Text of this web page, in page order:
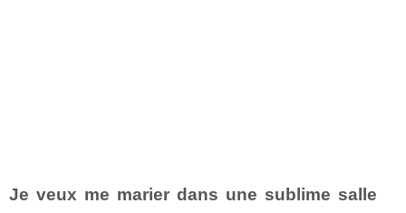
Je veux me marier dans une sublime salle